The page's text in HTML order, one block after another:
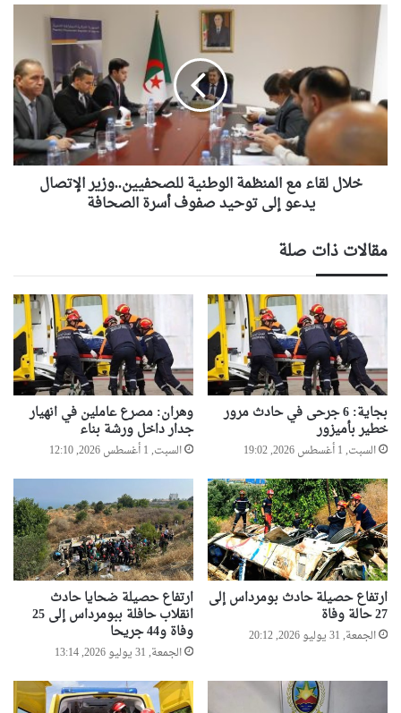
خلال
لقاء
مع
المنظمة
الوطنية
للصحفيين..وزير
الإتصال
يدعو
إلى
توحيد
الصحافة
خلال لقاء مع المنظمة الوطنية للصحفيين..وزير الإتصال
يدعو إلى توحيد صفوف أسرة الصحافة
مقالات ذات صلة
بجاية: 6 جرحى في حادث مرور
خطير بأميزور
السبت, 1 أغسطس 2026, 19:02
وهران: مصرع عاملين في انهيار
جدار داخل ورشة بناء
السبت, 1 أغسطس 2026, 12:10
ارتفاع حصيلة حادث بومرداس إلى
27 حالة وفاة
الجمعة, 31 يوليو 2026, 20:12
ارتفاع حصيلة ضحايا حادث
انقلاب حافلة ببومرداس إلى 25
وفاة و44 جريحا
الجمعة, 31 يوليو 2026, 13:14